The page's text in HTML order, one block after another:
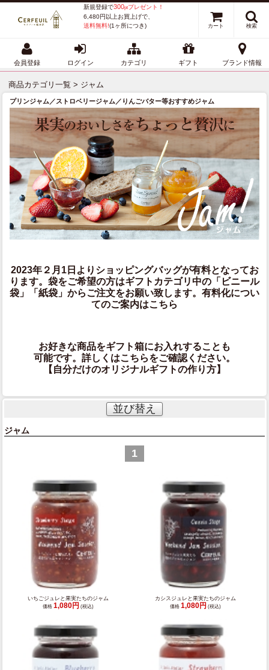
新規登録で300ptプレゼント！
6,480円以上お買上げで、
送料無料!(1ヶ所につき) 検索
カート
会員登録 ログイン カテゴリ ギフト ブランド情報
商品カテゴリ一覧 > ジャム
プリンジャム／ストロベリージャム／りんごバター等おすすめジャム
2023年２月1日よりショッピングバッグが有料となってお
ります。袋をご希望の方はギフトカテゴリ中の「ビニール
袋」「紙袋」からご注文をお願い致します。有料化につい
てのご案内はこちら
お好きな商品をギフト箱にお入れすることも
可能です。詳しくはこちらをご確認ください。
【自分だけのオリジナルギフトの作り方】
並び替え
ジャム
1
いちごジュレと果実たちのジャム
価格 1,080円 (税込)
カシスジュレと果実たちのジャム
価格 1,080円 (税込)